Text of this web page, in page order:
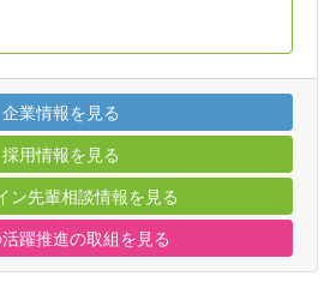
企業情報を見る
採用情報を見る
ン先輩相談情報を見る
躍推進の取組を見る